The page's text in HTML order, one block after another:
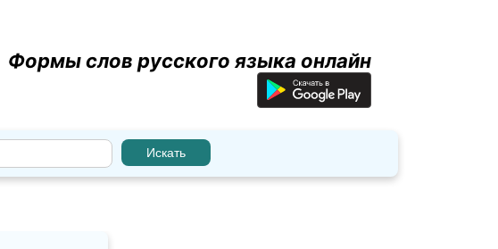
Формы слов русского языка онлайн